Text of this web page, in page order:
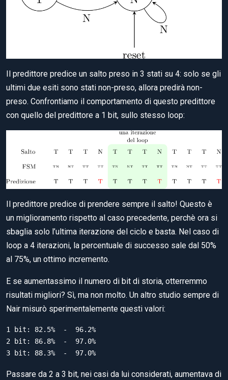
Il predittore predice un salto preso in 3 stati su 4: solo se gli
ultimi due esiti sono stati non-preso, allora predirà non-
preso. Confrontiamo il comportamento di questo predittore
con quello del predittore a 1 bit, sullo stesso loop:
Il predittore predice di prendere sempre il salto! Questo è
un miglioramento rispetto al caso precedente, perchè ora si
sbaglia solo l’ultima iterazione del ciclo e basta. Nel caso di
loop a 4 iterazioni, la percentuale di successo sale dal 50%
al 75%, un ottimo incremento.
E se aumentassimo il numero di bit di storia, otterremmo
risultati migliori? Sì, ma non molto. Un altro studio sempre di
Nair misurò sperimentalemente questi valori:
1 bit: 82.5%  -  96.2%
2 bit: 86.8%  -  97.0%
3 bit: 88.3%  -  97.0%
Passare da 2 a 3 bit, nei casi da lui considerati, aumentava di